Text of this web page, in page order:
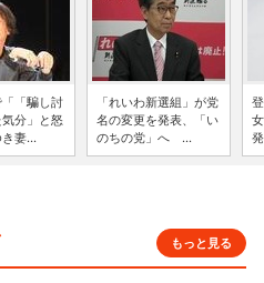
「騙し討
分」と怒
妻...
「れいわ新選組」が党
名の変更を発表、「い
のちの党」へ ...
もっと見る